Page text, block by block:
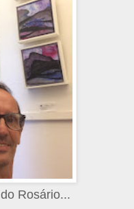
Rosário...